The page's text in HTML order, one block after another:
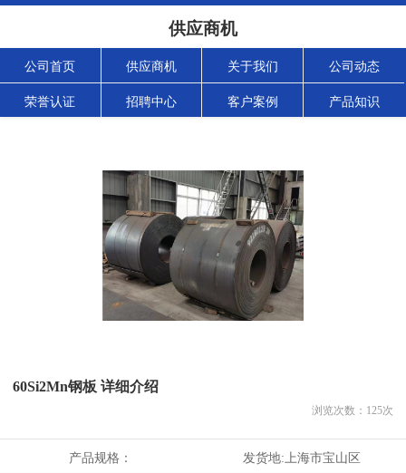
供应商机
公司首页 供应商机 关于我们 公司动态
荣誉认证 招聘中心 客户案例 产品知识
60Si2Mn钢板 详细介绍
浏览次数： 125次
产品规格： 发货地: 上海市宝山区